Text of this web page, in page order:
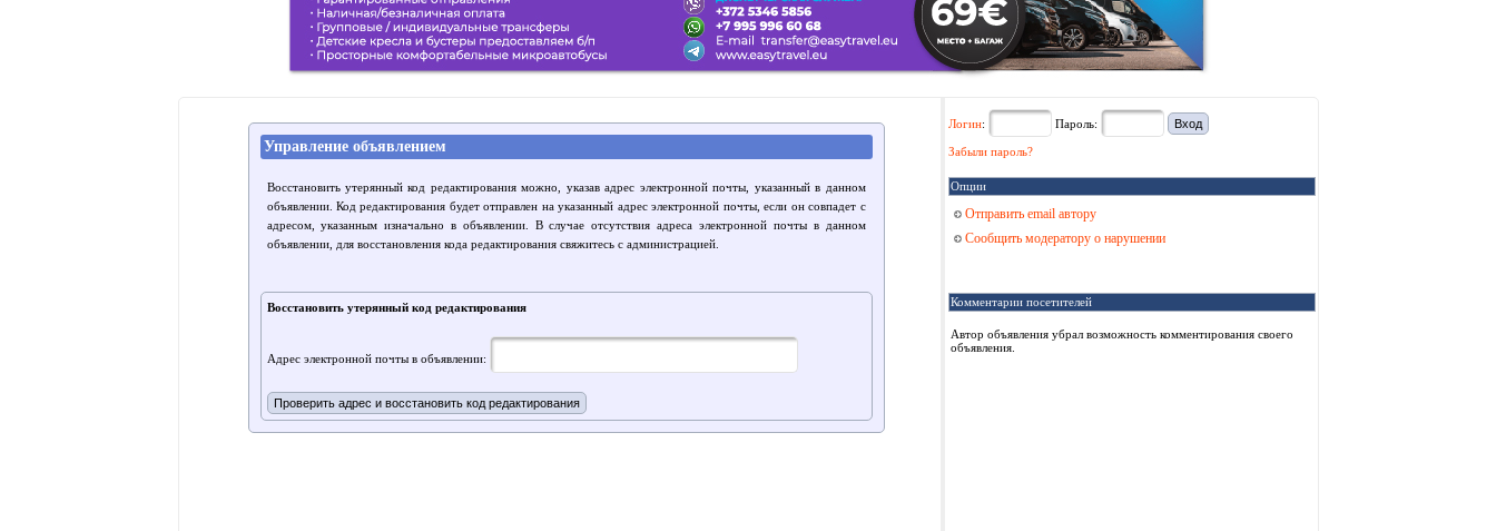
Управление объявлением
Восстановить утерянный код редактирования можно, указав адрес электронной почты, указанный в данном
объявлении. Код редактирования будет отправлен на указанный адрес электронной почты, если он совпадет с
адресом, указанным изначально в объявлении. В случае отсутствия адреса электронной почты в данном
объявлении, для восстановления кода редактирования свяжитесь с администрацией.
Восстановить утерянный код редактирования
Адрес электронной почты в объявлении:
Логин: Пароль:
Забыли пароль?
Опции
Отправить email автору
Сообщить модератору о нарушении
Комментарии посетителей
Автор объявления убрал возможность комментирования своего
объявления.